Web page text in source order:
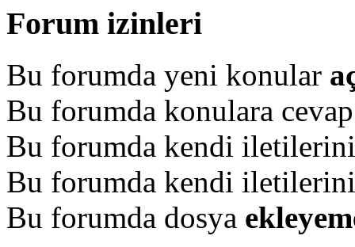
Forum izinleri
Bu forumda yeni konular
Bu forumda konulara
Bu forumda kendi
Bu forumda kendi
Bu forumda dosya